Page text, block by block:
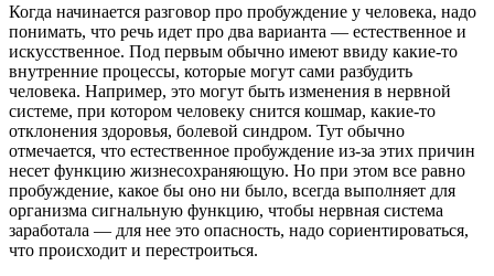
Когда начинается разговор про пробуждение у человека, надо
понимать, что речь идет про два варианта — естественное и
искусственное. Под первым обычно имеют ввиду какие-то
внутренние процессы, которые могут сами разбудить
человека. Например, это могут быть изменения в нервной
системе, при котором человеку снится кошмар, какие-то
отклонения здоровья, болевой синдром. Тут обычно
отмечается, что естественное пробуждение из-за этих причин
несет функцию жизнесохраняющую. Но при этом все равно
пробуждение, какое бы оно ни было, всегда выполняет для
организма сигнальную функцию, чтобы нервная система
заработала — для нее это опасность, надо сориентироваться,
что происходит и перестроиться.